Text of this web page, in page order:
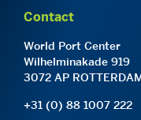
Contact
World Port Center
Wilhelminakade 919
3072 AP
+31 (0) 88 1007 222